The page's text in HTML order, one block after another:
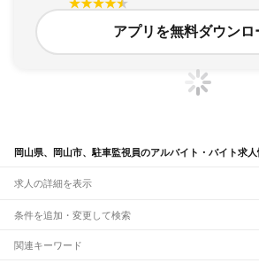
アプリを無料ダウンロ
岡山県、岡山市、駐車監視員のアルバイト・バイト求人
求人の詳細を表示
条件を追加・変更して検索
市区町村を追加・変更
関連キーワード